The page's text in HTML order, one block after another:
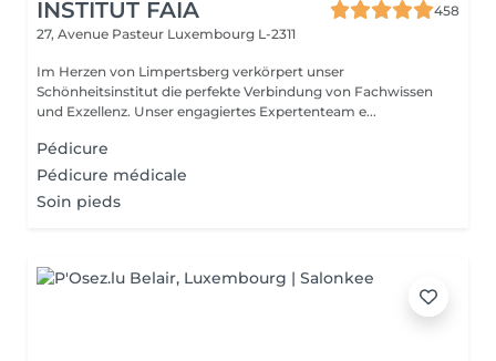
INSTITUT FAIA
458
27, Avenue Pasteur Luxembourg L-2311
Im Herzen von Limpertsberg verkörpert unser
Schönheitsinstitut die perfekte Verbindung von Fachwissen
und Exzellenz. Unser engagiertes Expertenteam e...
Pédicure
Pédicure médicale
Soin pieds